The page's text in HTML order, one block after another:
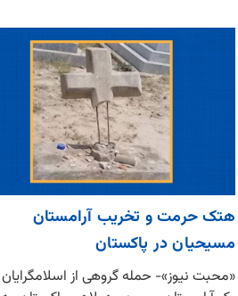
هتک حرمت و تخریب آرامستان
مسیحیان در پاکستان
«محبت نیوز»- حمله گروهی از